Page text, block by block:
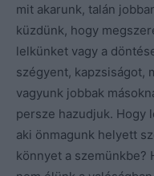
mit akarunk, talán
küzdünk, hogy
lelkünket vagy a
szégyent, kapzsiságot,
vagyunk jobbak
persze hazudjuk. Hogy
aki önmagunk helyett
könnyet a szemünkbe?